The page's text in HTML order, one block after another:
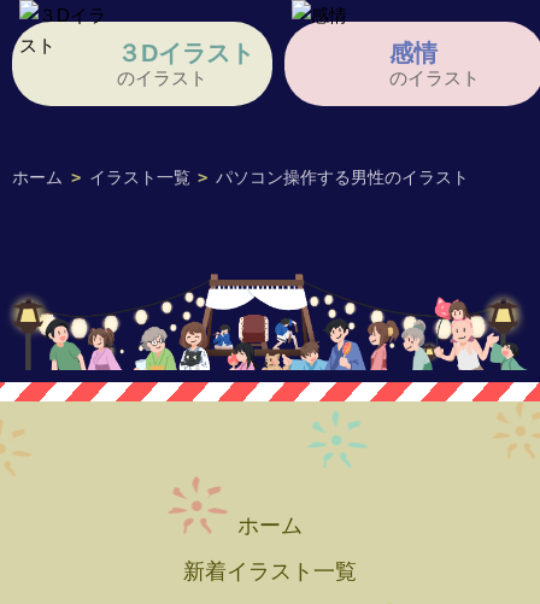
ホーム > イラスト一覧 > パソコン操作する男性のイラスト
３Dイラスト
のイラスト
感情
のイラスト
ホーム
新着イラスト一覧